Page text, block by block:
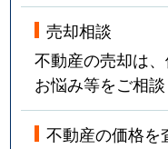
売却相談
不動産の売却は
お悩み等をご相談
不動産の価格を